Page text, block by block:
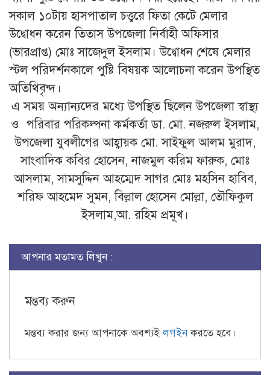
সকাল ১০টায় হাসপাতাল চত্ত্বরে ফিতা কেটে মেলার
উদ্বোধন করেন তিতাস উপজেলা নির্বাহী অফিসার
(ভারপ্রাপ্ত) মোঃ সাজেদুল ইসলাম। উদ্বোধন শেষে মেলার
স্টল পরিদর্শনকালে পুষ্টি বিষয়ক আলোচনা করেন উপস্থিত
অতিথিবৃন্দ।
এ সময় অন্যান্যদের মধ্যে উপস্থিত ছিলেন উপজেলা স্বাস্থ্য
ও পরিবার পরিকল্পনা কর্মকর্তা ডা. মো. নজরুল ইসলাম,
উপজেলা যুবলীগের আহ্বায়ক মো. সাইফুল আলম মুরাদ,
সাংবাদিক কবির হোসেন, নাজমুল করিম ফারুক, মোঃ
আসলাম, সামসুদ্দিন আহম্মেদ সাগর মোঃ মহসিন হাবিব,
শরিফ আহমেদ সুমন, বিল্লাল হোসেন মোল্লা, তৌফিকুল
ইসলাম,আ. রহিম প্রমূখ।
আপনার মতামত লিখুন :
মন্তব্য করুন
মন্তব্য করার জন্য আপনাকে অবশ্যইলগইনকরতে হবে।